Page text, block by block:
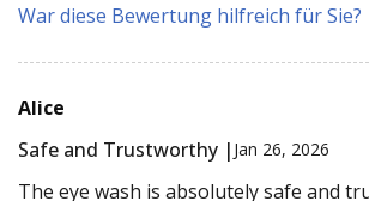
War diese Bewertung hilfreich für Sie?
Alice
Safe and Trustworthy | Jan 26, 2026
The eye wash is absolutely safe and